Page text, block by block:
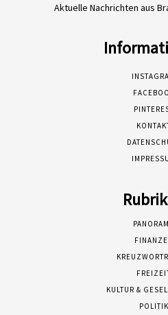
Aktuelle Nachrichten aus
KULTUR &
POLITIK